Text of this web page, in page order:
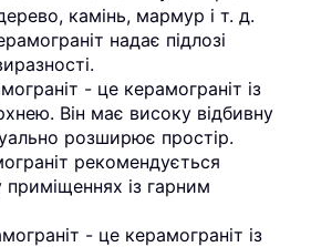
камінь, мармур і т. д.
надає підлозі
- це керамограніт із
Він має високу відбивну
розширює простір.
рекомендується
із гарним
- це керамограніт із